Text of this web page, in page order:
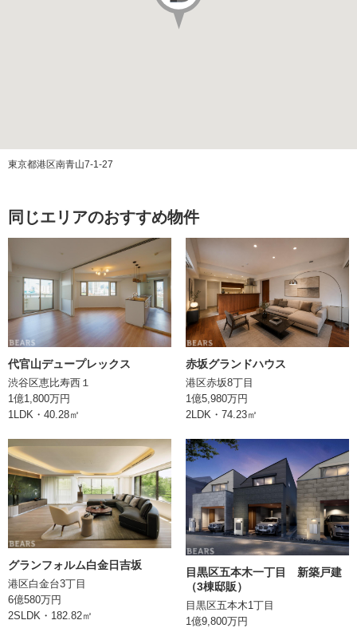
管理会社 三菱地所コミュニティ株式会社
管理費
修繕積立金
ペット飼育 可（飼育細則有）
エレベーター あり
構造 RC(鉄筋コンクリート)造
土地権利
引渡 相談
取引形態 媒介
備考
情報登録日 2024/04/17
次回更新日
東京都港区南青山7-1-27
同じエリアのおすすめ物件
代官山デュープレックス
渋谷区恵比寿西１
1億1,800万円
1LDK・40.28㎡
赤坂グランドハウス
港区赤坂8丁目
1億5,980万円
2LDK・74.23㎡
グランフォルム白金日吉坂
港区白金台3丁目
6億580万円
2SLDK・182.82㎡
目黒区五本木一丁目 新築戸建
（3棟邸販）
目黒区五本木1丁目
1億9,800万円